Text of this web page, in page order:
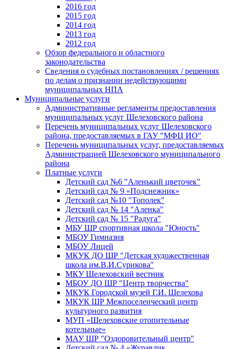
2016 год
2015 год
2014 год
2013 год
2012 год
Обзор федерального и областного
законодательства
Сведения о судебных постановлениях / решениях
по делам о признании недействующими
муниципальных НПА
Муниципальные услуги
Административные регламенты предоставления
муниципальных услуг Шелеховского района
Перечень муниципальных услуг Шелеховского
района, предоставляемых в ГАУ "МФЦ ИО"
Перечень муниципальных услуг, предоставляемых
Администрацией Шелеховского муниципального
района
Платные услуги
Детский сад №6 "Аленький цветочек"
Детский сад № 9 «Подснежник»
Детский сад №10 "Тополек"
Детский сад № 14 "Аленка"
Детский сад № 15 "Радуга"
МБУ ШР спортивная школа "Юность"
МБОУ Гимназия
МБОУ Лицей
МКУК ДО ШР "Детская художественная
школа им.В.И.Сурикова"
МКУ Шелеховский вестник
МБОУ ДО ШР "Центр творчества"
МКУК Городской музей Г.И. Шелехова
МКУК ШР Межпоселенческий центр
культурного развития
МУП «Шелеховские отопительные
котельные»
МАУ ШР "Оздоровительный центр"